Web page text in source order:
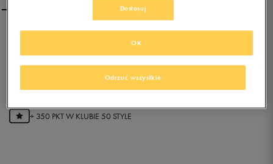
69,99złz Vat
+ 350 PKT W KLUBIE 50 STYLE
Dostosuj
Odrzuć wszystkie
OK